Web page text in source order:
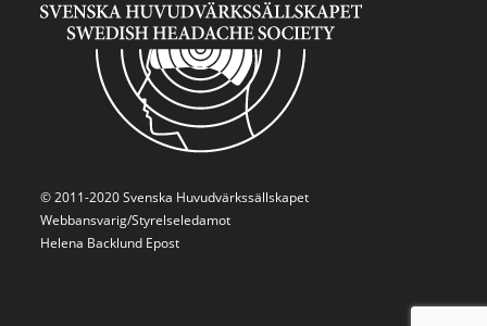
© 2011-2020 Svenska Huvudvärkssällskapet
Webbansvarig/Styrelseledamot
Helena Backlund Epost